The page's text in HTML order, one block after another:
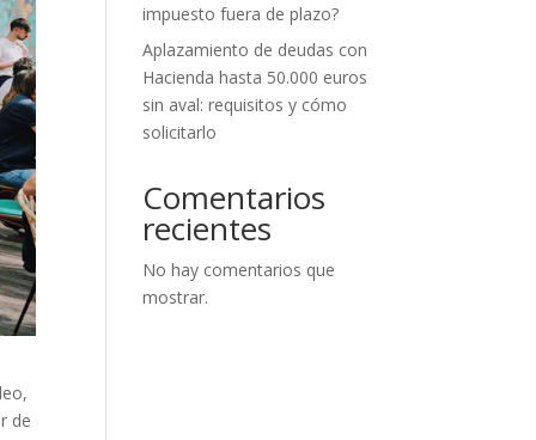
de
impuesto fuera de plazo?
Aplazamiento de deudas con
Hacienda hasta 50.000 euros
sin aval: requisitos y cómo
solicitarlo
Comentarios
recientes
No hay comentarios que
mostrar.